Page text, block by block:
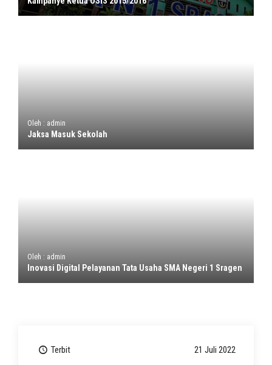
Oleh : admin
Jaksa Masuk Sekolah
Oleh : admin
Inovasi Digital Pelayanan Tata Usaha SMA Negeri 1 Sragen
Terbit 21 Juli 2022